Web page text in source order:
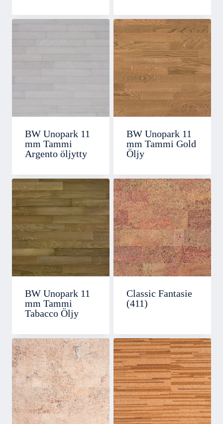
BW Unopark 11
mm Tammi
Argento öljytty
BW Unopark 11
mm Tammi Gold
Öljy
BW Unopark 11
mm Tammi
Tabacco Öljy
Classic Fantasie
(411)